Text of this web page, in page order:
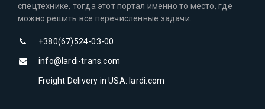
спецтехнике, тогда этот портал именно то место, где
можно решить все перечисленные задачи.
+380(67)524-03-00
info@lardi-trans.com
Freight Delivery in USA: lardi.com